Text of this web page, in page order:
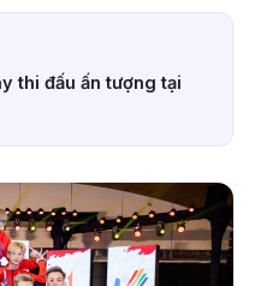
thi đấu ấn tượng tại